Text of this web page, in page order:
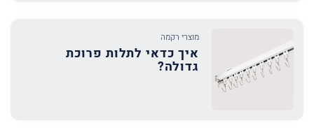
מוצרי רקמה
איך כדאי לתלות פרוכת
גדולה?